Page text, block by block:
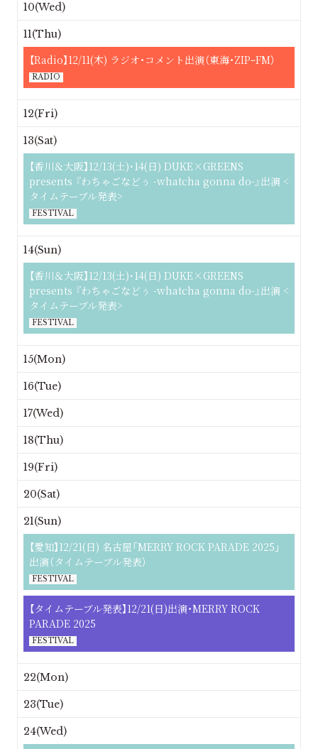
10(Wed)
11(Thu)
【Radio】12/11(木) ラジオ・コメント出演（東海・ZIPｰFM）
RADIO
12(Fri)
13(Sat)
【香川＆大阪】12/13(土)･14(日) DUKE×GREENS
presents 『わちゃごなどぅ -whatcha gonna do-』出演 <
タイムテーブル発表>
FESTIVAL
14(Sun)
【香川＆大阪】12/13(土)･14(日) DUKE×GREENS
presents 『わちゃごなどぅ -whatcha gonna do-』出演 <
タイムテーブル発表>
FESTIVAL
15(Mon)
16(Tue)
17(Wed)
18(Thu)
19(Fri)
20(Sat)
21(Sun)
【愛知】12/21(日) 名古屋「MERRY ROCK PARADE 2025」
出演（タイムテーブル発表）
FESTIVAL
【タイムテーブル発表】12/21(日)出演・MERRY ROCK
PARADE 2025
FESTIVAL
22(Mon)
23(Tue)
24(Wed)